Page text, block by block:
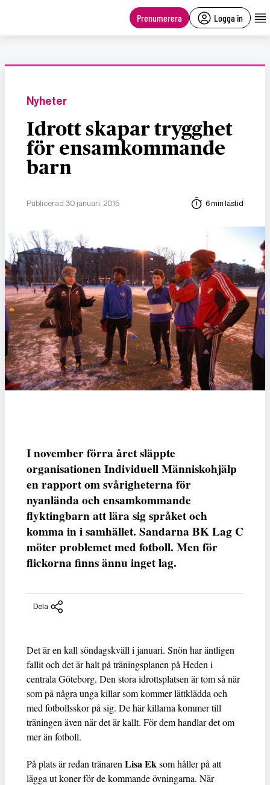
Prenumerera Logga in
Nyheter
Idrott skapar trygghet
för ensamkommande
barn
Publicerad 30 januari, 2015 6 min lästid
I november förra året släppte
organisationen Individuell Människohjälp
en rapport om svårigheterna för
nyanlända och ensamkommande
flyktingbarn att lära sig språket och
komma in i samhället. Sandarna BK Lag C
möter problemet med fotboll. Men för
flickorna finns ännu inget lag.
Dela
Det är en kall söndagskväll i januari. Snön har äntligen
fallit och det är halt på träningsplanen på Heden i
centrala Göteborg. Den stora idrottsplatsen är tom så när
som på några unga killar som kommer lättklädda och
med fotbollsskor på sig. De här killarna kommer till
träningen även när det är kallt. För dem handlar det om
mer än fotboll.
På plats är redan tränaren Lisa Eksom håller på att
lägga ut koner för de kommande övningarna. När